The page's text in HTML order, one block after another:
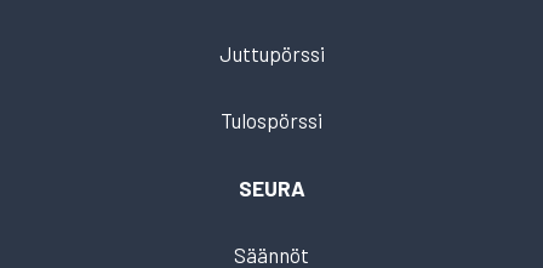
Juttupörssi
Tulospörssi
SEURA
Säännöt